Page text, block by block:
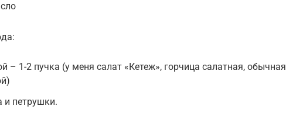
– 1-2 пучка (у меня салат «Кетеж», горчица салатная, обычная
и петрушки.